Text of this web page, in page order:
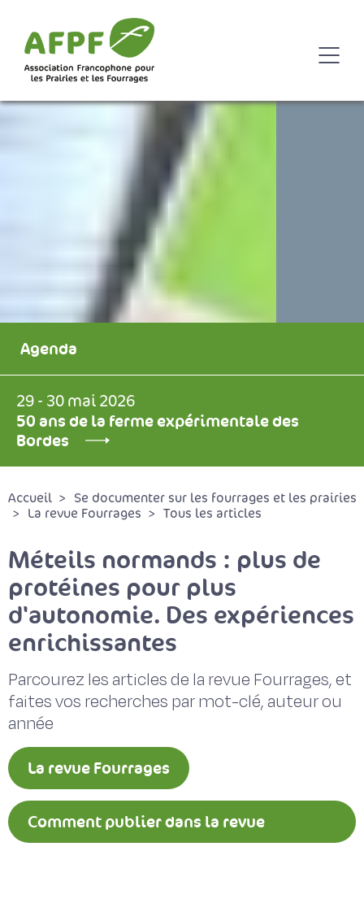
Agenda
29 - 30 mai 2026
50 ans de la ferme expérimentale des
Bordes
Accueil
Se documenter sur les fourrages et les prairies
La revue Fourrages
Tous les articles
Méteils normands : plus de
protéines pour plus
d'autonomie. Des expériences
enrichissantes
Parcourez les articles de la revue Fourrages, et
faites vos recherches par mot-clé, auteur ou
année
La revue Fourrages
Comment publier dans la revue